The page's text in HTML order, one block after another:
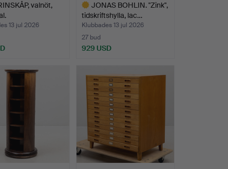
valnöt,
13 jul 2026
JONAS BOHLIN. "Zink",
tidskriftshylla, lac…
Klubbades 13 jul 2026
27 bud
929 USD
föremål